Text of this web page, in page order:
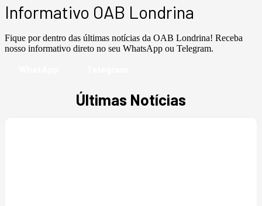
Informativo OAB Londrina
Fique por dentro das últimas notícias da OAB Londrina! Receba
nosso informativo direto no seu WhatsApp ou Telegram.
Últimas Notícias